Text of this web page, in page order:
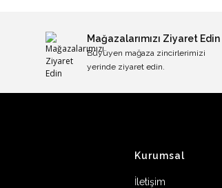
Mağazalarımızı Ziyaret Edin
Büyüyen mağaza zincirlerimizi
yerinde ziyaret edin.
Kurumsal
İletişim